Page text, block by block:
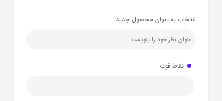
انتخاب به عنوان محصول جدید
نقاط قوت